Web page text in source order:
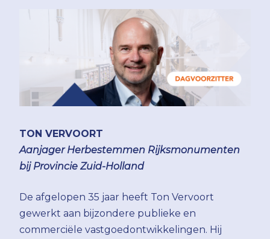
TON VERVOORT
Aanjager Herbestemmen Rijksmonumenten
bij Provincie Zuid-Holland
De afgelopen 35 jaar heeft Ton Vervoort
gewerkt aan bijzondere publieke en
commerciële vastgoedontwikkelingen. Hij